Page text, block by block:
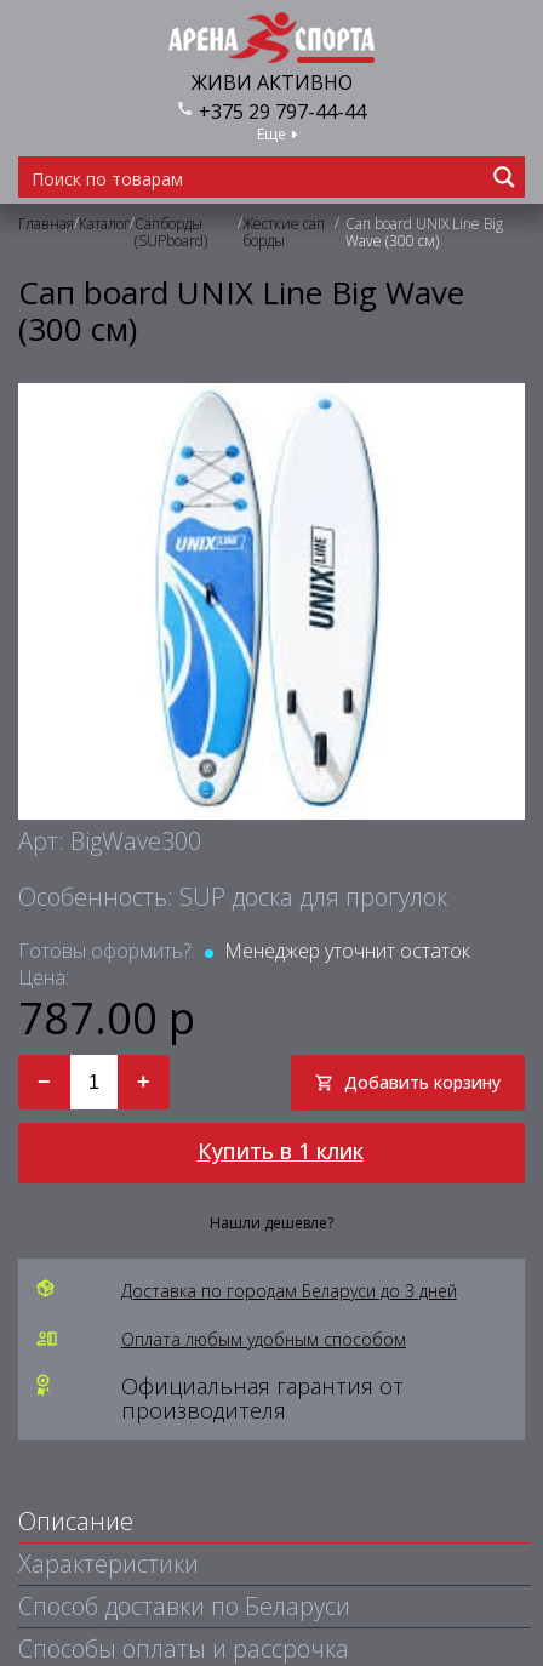
ЖИВИ АКТИВНО
+375 29 797-44-44
Еще
Главная/Каталог/Сапборды
(SUPboard)
/Жесткие сап
борды
/ Сап board UNIX Line Big
Wave (300 см)
Сап board UNIX Line Big Wave
(300 см)
Арт: BigWave300
Особенность: SUP доска для прогулок
Готовы оформить?:
Менеджер уточнит остаток
Цена:
787.00 р
− + Добавить корзину
Купить в 1 клик
Нашли дешевле?
Доставка по городам Беларуси до 3 дней
Оплата любым удобным способом
Официальная гарантия от
производителя
Описание
Характеристики
Способ доставки по Беларуси
Способы оплаты и рассрочка